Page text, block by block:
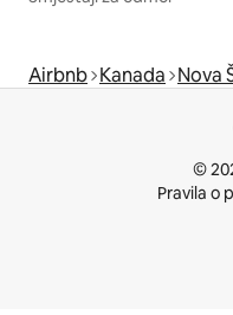
Airbnb Kanada Nova
©
Pravila o